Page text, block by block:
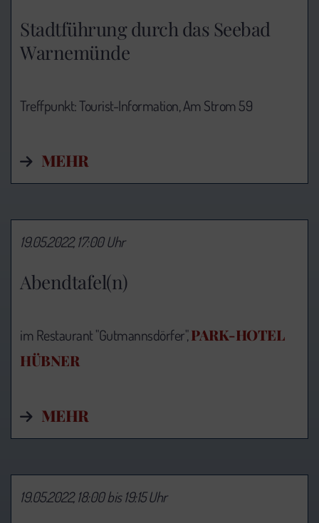
Stadtführung durch das Seebad
Warnemünde
Treffpunkt: Tourist-Information,Am Strom 59
MEHR
Abendtafel(n)
19.05.2022, 17:00 Uhr
im Restaurant "Gutmannsdörfer",PARK-HOTEL
HÜBNER
MEHR
19.05.2022, 18:00 bis 19:15 Uhr